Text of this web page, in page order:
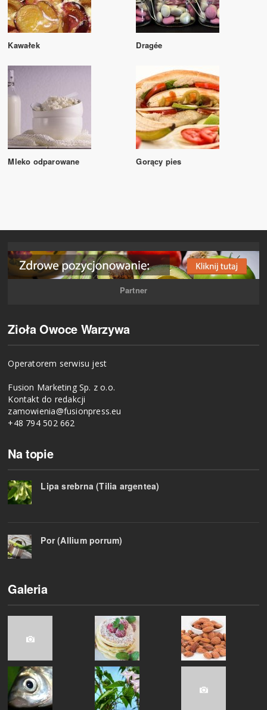
Kawałek Dragée
Mleko odparowane Gorący pies
Partner
Zioła Owoce Warzywa
Operatorem serwisu jest
Fusion Marketing Sp. z o.o.
Kontakt do redakcji
zamowienia@fusionpress.eu
+48 794 502 662
Na topie
Lipa srebrna (Tilia argentea)
Por (Allium porrum)
Galeria